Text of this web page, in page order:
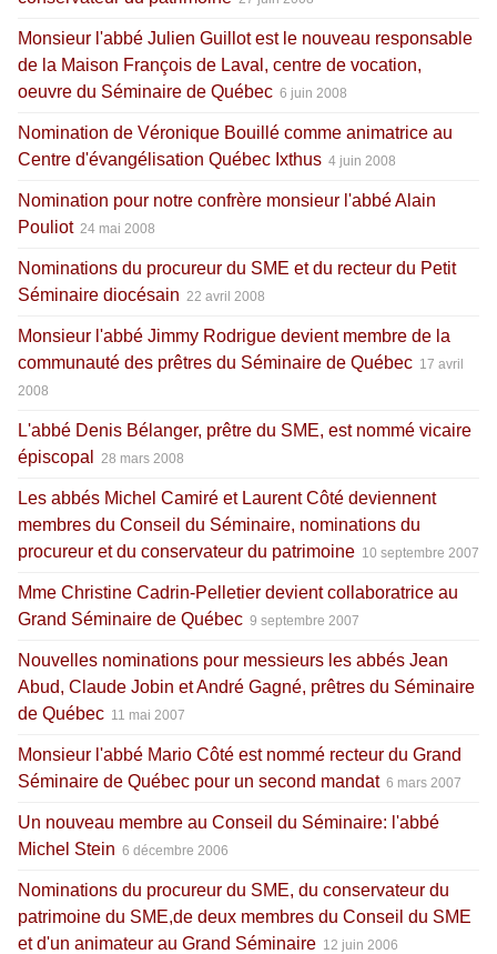
Monsieur l'abbé Julien Guillot est le nouveau responsable
de la Maison François de Laval, centre de vocation,
oeuvre du Séminaire de Québec 6 juin 2008
Nomination de Véronique Bouillé comme animatrice au
Centre d'évangélisation Québec Ixthus 4 juin 2008
Nomination pour notre confrère monsieur l'abbé Alain
Pouliot 24 mai 2008
Nominations du procureur du SME et du recteur du Petit
Séminaire diocésain 22 avril 2008
Monsieur l'abbé Jimmy Rodrigue devient membre de la
communauté des prêtres du Séminaire de Québec 17 avril
2008
L'abbé Denis Bélanger, prêtre du SME, est nommé vicaire
épiscopal
28 mars 2008
Les abbés Michel Camiré et Laurent Côté deviennent
membres du Conseil du Séminaire, nominations du
procureur et du conservateur du patrimoine 10 septembre 2007
Mme Christine Cadrin-Pelletier devient collaboratrice au
Grand Séminaire de Québec 9 septembre 2007
Nouvelles nominations pour messieurs les abbés Jean
Abud, Claude Jobin et André Gagné, prêtres du Séminaire
de Québec 11 mai 2007
Monsieur l'abbé Mario Côté est nommé recteur du Grand
Séminaire de Québec pour un second mandat 6 mars 2007
Un nouveau membre au Conseil du Séminaire: l'abbé
Michel Stein 6 décembre 2006
Nominations du procureur du SME, du conservateur du
patrimoine du SME,de deux membres du Conseil du SME
et d'un animateur au Grand Séminaire 12 juin 2006